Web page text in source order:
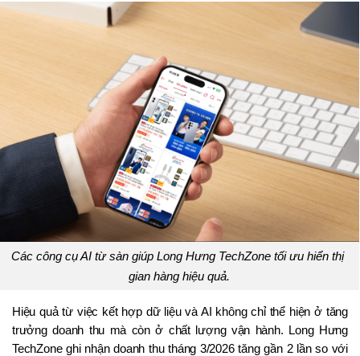
Các công cụ AI từ sàn giúp Long Hưng TechZone tối ưu hiển thị
gian hàng hiệu quả.
Hiệu quả từ việc kết hợp dữ liệu và AI không chỉ thể hiện ở tăng
trưởng doanh thu mà còn ở chất lượng vận hành. Long Hưng
TechZone ghi nhận doanh thu tháng 3/2026 tăng gần 2 lần so với